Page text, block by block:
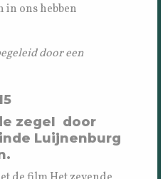
in ons hebben
door een
zegel door
Luijnenburg